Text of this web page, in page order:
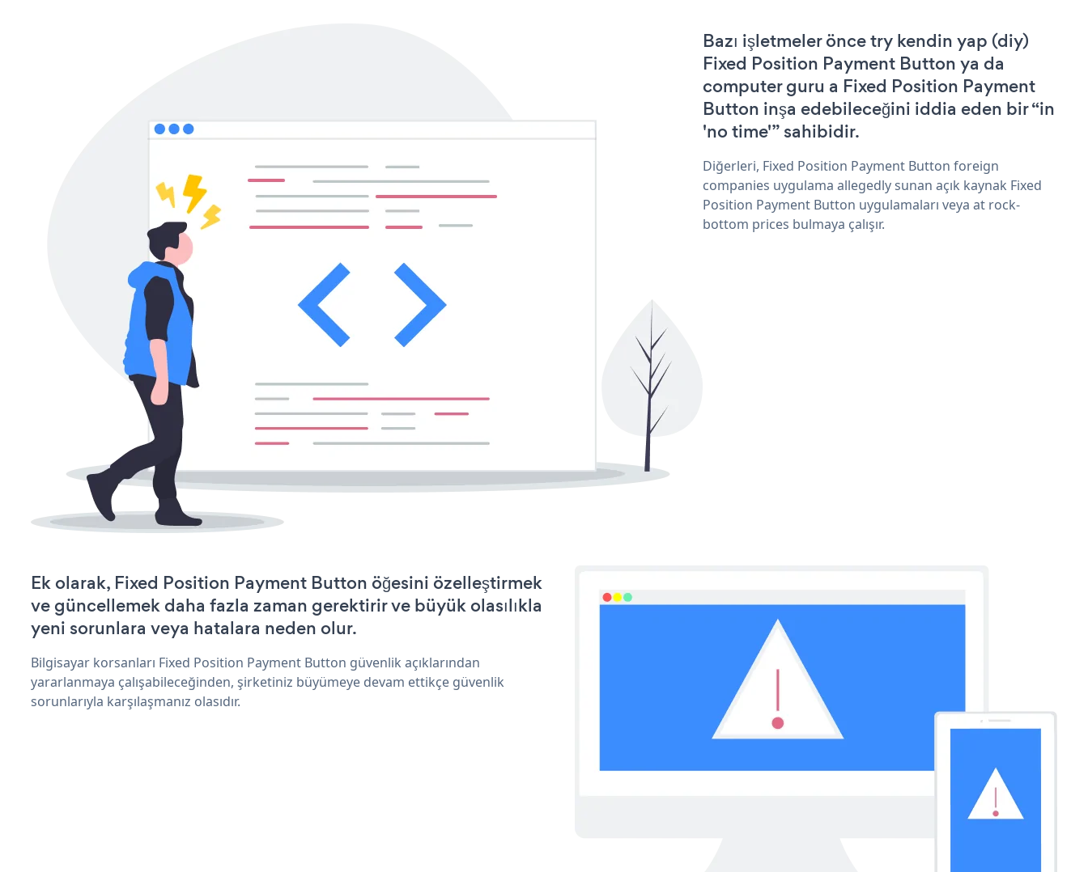
Bazı işletmeler önce try kendin yap (diy)
Fixed Position Payment Button ya da
computer guru a Fixed Position Payment
Button inşa edebileceğini iddia eden bir “in
'no time'” sahibidir.
Diğerleri, Fixed Position Payment Button foreign
companies uygulama allegedly sunan açık kaynak Fixed
Position Payment Button uygulamaları veya at rock-
bottom prices bulmaya çalışır.
Ek olarak, Fixed Position Payment Button öğesini özelleştirmek
ve güncellemek daha fazla zaman gerektirir ve büyük olasılıkla
yeni sorunlara veya hatalara neden olur.
Bilgisayar korsanları Fixed Position Payment Button güvenlik açıklarından
yararlanmaya çalışabileceğinden, şirketiniz büyümeye devam ettikçe güvenlik
sorunlarıyla karşılaşmanız olasıdır.